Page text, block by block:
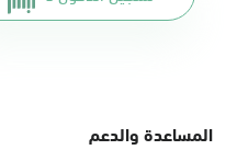
المساعدة والدعم